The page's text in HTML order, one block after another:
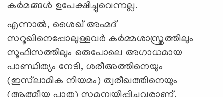
കർമങ്ങൾ ഉപേക്ഷിച്ചുവെന്നല്ല.
എന്നാൽ, ശൈഖ് അഹ്മദ്
സറൂഖിനെപ്പോലുള്ളവർ കർമ്മശാസ്ത്രത്തിലും
സൂഫിസത്തിലും ഒരുപോലെ അഗാധമായ
പാണ്ഡിത്യം നേടി, ശരീഅത്തിനെയും
(ഇസ്‌ലാമിക നിയമം) ത്വരീഖത്തിനെയും